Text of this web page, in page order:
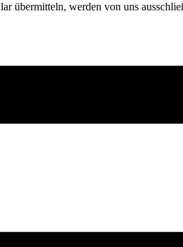
übermitteln, werden von uns